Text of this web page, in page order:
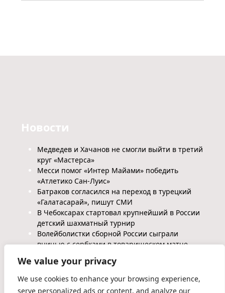
We value your privacy
We use cookies to enhance your browsing experience,
serve personalized ads or content, and analyze our
Новости
Медведев и Хачанов не смогли выйти в третий
круг «Мастерса»
Месси помог «Интер Майами» победить
«Атлетико Сан-Луис»
Батраков согласился на переход в турецкий
«Галатасарай», пишут СМИ
В Чебоксарах стартовал крупнейший в России
детский шахматный турнир
Волейболистки сборной России сыграли
вничью с сербками в товарищеском матче